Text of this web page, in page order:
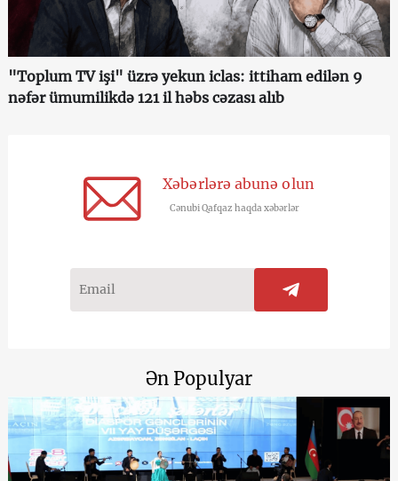
"Toplum TV işi" üzrə yekun iclas: ittiham edilən 9
nəfər ümumilikdə 121 il həbs cəzası alıb
Xəbərlərə abunə olun
Cənubi Qafqaz haqda xəbərlər
Ən Populyar